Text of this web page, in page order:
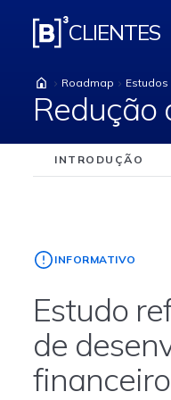
CLIENTES
Roadmap Estudos
Redução
INTRODUÇÃO
INFORMATIVO
Estudo
de